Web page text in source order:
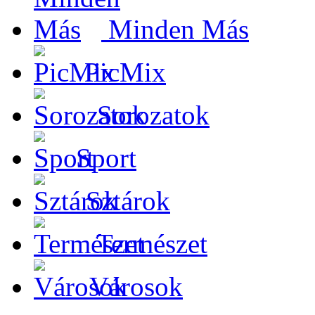
Minden Más
PicMix
Sorozatok
Sport
Sztárok
Természet
Városok